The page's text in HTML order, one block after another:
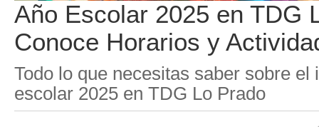
Año Escolar 2025 en TDG
Conoce Horarios y
Todo lo que necesitas saber sobre el
escolar 2025 en TDG Lo Prado